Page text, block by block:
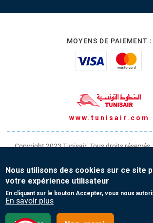
MOYENS DE PAIEMENT :
www.tunisair.com
Copyright 2023 Tunisair. Tous droits réservés
Conditions générales de Vente
Protection de vos données personnelles
Nous utilisons des cookies sur ce site
votre expérience utilisateur
En cliquant sur le bouton Accepter, vous nous
En savoir plus